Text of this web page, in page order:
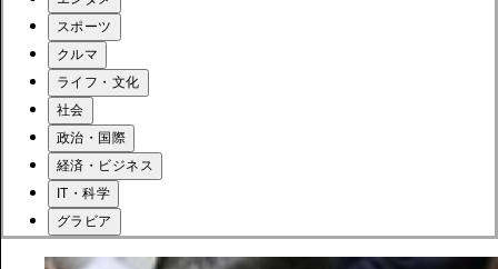
スポーツ
クルマ
ライフ・文化
社会
政治・国際
経済・ビジネス
IT・科学
グラビア